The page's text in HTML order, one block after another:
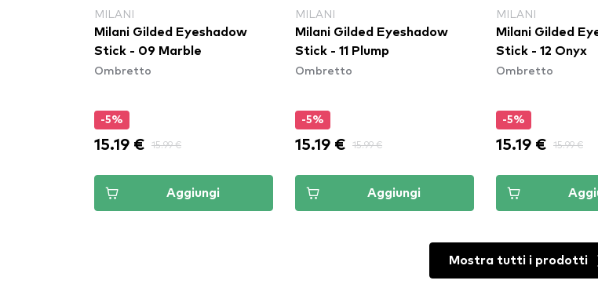
MILANI
Milani Gilded Eyeshadow
Stick - 09 Marble
Ombretto
-5%
15.19 € 15.99 €
Aggiungi
MILANI
Milani Gilded Eyeshadow
Stick - 11 Plump
Ombretto
-5%
15.19 € 15.99 €
Aggiungi
MILANI
Milani Gilded
Stick - 12 Onyx
Ombretto
-5%
15.19 € 15.99 €
Mostra tutti i prodotti